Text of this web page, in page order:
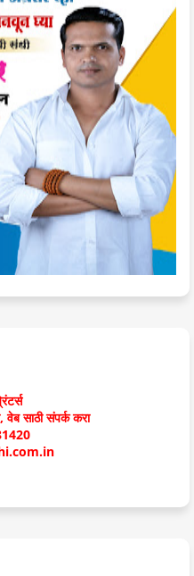
साठी संपर्क करा